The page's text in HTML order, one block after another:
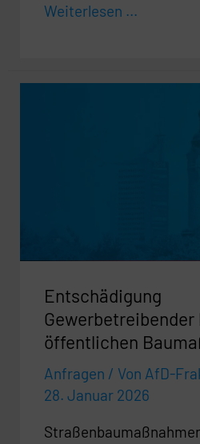
Weiterlesen ...
Entschädigung
Gewerbetreibender
öffentlichen
Anfragen / Von AfD-
28. Januar 2026